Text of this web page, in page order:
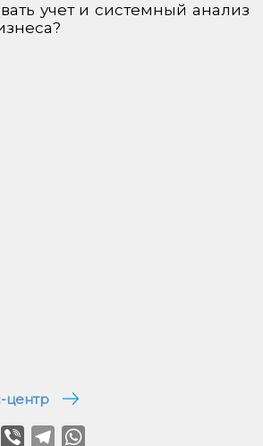
учет и системный анализ
центр
VK Viber Telegram